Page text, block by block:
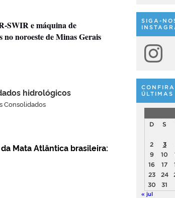
SWIR e máquina de
no noroeste de Minas Gerais
hidrológicos
Consolidados
Mata Atlântica brasileira:
SIGA-
Instagram
D S
2
3
9
10
16
17
23
24
30
31
« jul